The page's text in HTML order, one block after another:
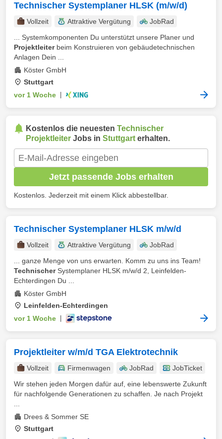
Technischer Systemplaner HLSK (m/w/d)
Vollzeit Attraktive Vergütung
JobRad
... Systemkomponenten Du unterstützt unsere Planer und
Projektleiterbeim Konstruieren von gebäudetechnischen
Anlagen Dein ...
Köster GmbH
Stuttgart
vor 1 Woche
Kostenlos die neuesten Technischer
Projektleiter Jobs in Stuttgart erhalten.
Jetzt passende Jobs erhalten
Kostenlos. Jederzeit mit einem Klick abbestellbar.
Technischer Systemplaner HLSK m/w/d
Vollzeit Attraktive Vergütung
JobRad
... ganze Menge von uns erwarten. Komm zu uns ins Team!
TechnischerSystemplaner HLSK m/w/d 2, Leinfelden-
Echterdingen Du ...
Köster GmbH
Leinfelden-Echterdingen
vor 1 Woche
Projektleiter w/m/d TGA Elektrotechnik
Vollzeit Firmenwagen JobRad
JobTicket
Wir stehen jeden Morgen dafür auf, eine lebenswerte Zukunft
für nachfolgende Generationen zu schaffen. Je nach Projekt
Drees & Sommer SE
Stuttgart